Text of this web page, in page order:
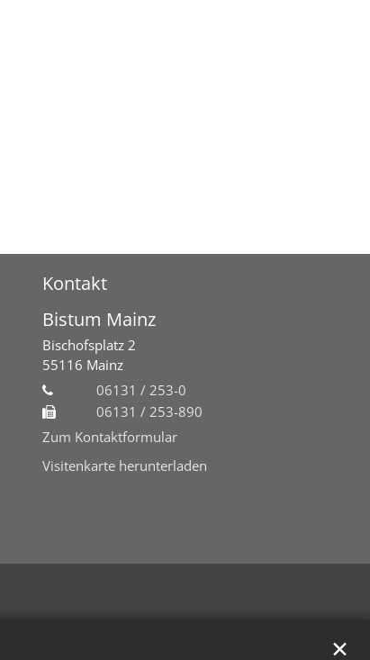
✕
Kontakt
Bistum Mainz
Bischofsplatz 2
55116 Mainz
06131 / 253-0
06131 / 253-890
Zum Kontaktformular
Visitenkarte herunterladen